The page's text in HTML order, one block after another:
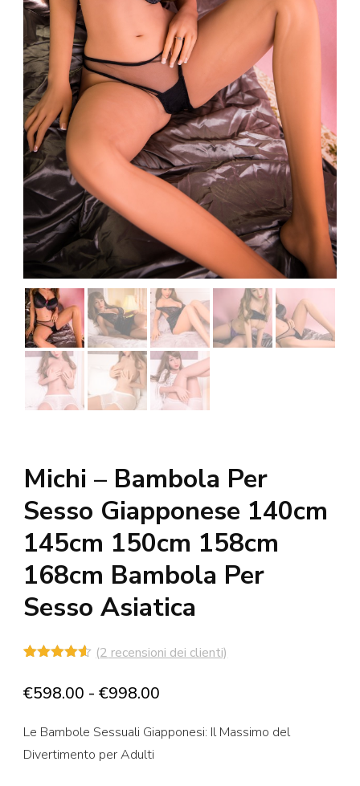
Michi – Bambola Per
Sesso Giapponese 140cm
145cm 150cm 158cm
168cm Bambola Per
Sesso Asiatica
su base
(2 recensioni dei clienti)
€598.00 - €998.00
prezzo:
Le Bambole Sessuali Giapponesi: Il Massimo del
Divertimento per Adulti